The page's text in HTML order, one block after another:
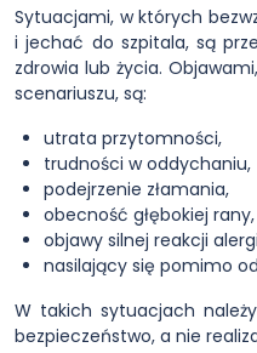
Sytuacjami, w których
i jechać do szpitala, są
zdrowia lub życia.
scenariuszu, są:
utrata przytomności,
trudności w oddychaniu,
podejrzenie złamania,
obecność głębokiej rany,
objawy silnej reakcji
nasilający się pomimo
W takich sytuacjach
bezpieczeństwo, a nie